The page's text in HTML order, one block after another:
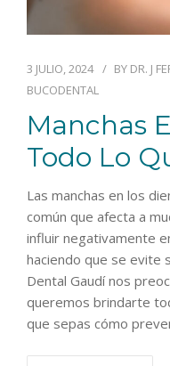
3 JULIO, 2024 BY DR. J
BUCODENTAL
Manchas
Todo Lo
Las manchas en los
común que afecta a
influir negativamente
haciendo que se evite
Dental Gaudí nos
queremos brindarte
que sepas cómo